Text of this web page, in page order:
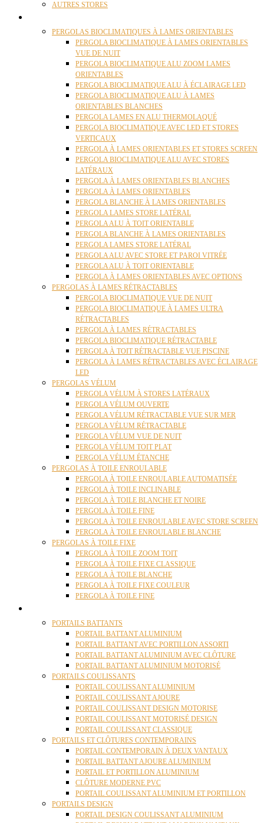
AUTRES STORES
PERGOLAS BIOCLIMATIQUES À LAMES ORIENTABLES
PERGOLA BIOCLIMATIQUE À LAMES ORIENTABLES
VUE DE NUIT
PERGOLA BIOCLIMATIQUE ALU ZOOM LAMES
ORIENTABLES
PERGOLA BIOCLIMATIQUE ALU À ÉCLAIRAGE LED
PERGOLA BIOCLIMATIQUE ALU À LAMES
ORIENTABLES BLANCHES
PERGOLA LAMES EN ALU THERMOLAQUÉ
PERGOLA BIOCLIMATIQUE AVEC LED ET STORES
VERTICAUX
PERGOLA À LAMES ORIENTABLES ET STORES SCREEN
PERGOLA BIOCLIMATIQUE ALU AVEC STORES
LATÉRAUX
PERGOLA À LAMES ORIENTABLES BLANCHES
PERGOLA À LAMES ORIENTABLES
PERGOLA BLANCHE À LAMES ORIENTABLES
PERGOLA LAMES STORE LATÉRAL
PERGOLA ALU À TOIT ORIENTABLE
PERGOLA BLANCHE À LAMES ORIENTABLES
PERGOLA LAMES STORE LATÉRAL
PERGOLA ALU AVEC STORE ET PAROI VITRÉE
PERGOLA ALU À TOIT ORIENTABLE
PERGOLA À LAMES ORIENTABLES AVEC OPTIONS
PERGOLAS À LAMES RÉTRACTABLES
PERGOLA BIOCLIMATIQUE VUE DE NUIT
PERGOLA BIOCLIMATIQUE À LAMES ULTRA
RÉTRACTABLES
PERGOLA À LAMES RÉTRACTABLES
PERGOLA BIOCLIMATIQUE RÉTRACTABLE
PERGOLA À TOIT RÉTRACTABLE VUE PISCINE
PERGOLA À LAMES RÉTRACTABLES AVEC ÉCLAIRAGE
LED
PERGOLAS VÉLUM
PERGOLA VÉLUM À STORES LATÉRAUX
PERGOLA VÉLUM OUVERTE
PERGOLA VÉLUM RÉTRACTABLE VUE SUR MER
PERGOLA VÉLUM RÉTRACTABLE
PERGOLA VÉLUM VUE DE NUIT
PERGOLA VÉLUM TOIT PLAT
PERGOLA VÉLUM ÉTANCHE
PERGOLAS À TOILE ENROULABLE
PERGOLA À TOILE ENROULABLE AUTOMATISÉE
PERGOLA À TOILE INCLINABLE
PERGOLA À TOILE BLANCHE ET NOIRE
PERGOLA À TOILE FINE
PERGOLA À TOILE ENROULABLE AVEC STORE SCREEN
PERGOLA À TOILE ENROULABLE BLANCHE
PERGOLAS À TOILE FIXE
PERGOLA À TOILE ZOOM TOIT
PERGOLA À TOILE FIXE CLASSIQUE
PERGOLA À TOILE BLANCHE
PERGOLA À TOILE FIXE COULEUR
PERGOLA À TOILE FINE
PORTAILS BATTANTS
PORTAIL BATTANT ALUMINIUM
PORTAIL BATTANT AVEC PORTILLON ASSORTI
PORTAIL BATTANT ALUMINIUM AVEC CLÔTURE
PORTAIL BATTANT ALUMINIUM MOTORISÉ
PORTAILS COULISSANTS
PORTAIL COULISSANT ALUMINIUM
PORTAIL COULISSANT AJOURE
PORTAIL COULISSANT DESIGN MOTORISE
PORTAIL COULISSANT MOTORISÉ DESIGN
PORTAIL COULISSANT CLASSIQUE
PORTAILS ET CLÔTURES CONTEMPORAINS
PORTAIL CONTEMPORAIN À DEUX VANTAUX
PORTAIL BATTANT AJOURE ALUMINIUM
PORTAIL ET PORTILLON ALUMINIUM
CLÔTURE MODERNE PVC
PORTAIL COULISSANT ALUMINIUM ET PORTILLON
PORTAILS DESIGN
PORTAIL DESIGN COULISSANT ALUMINIUM